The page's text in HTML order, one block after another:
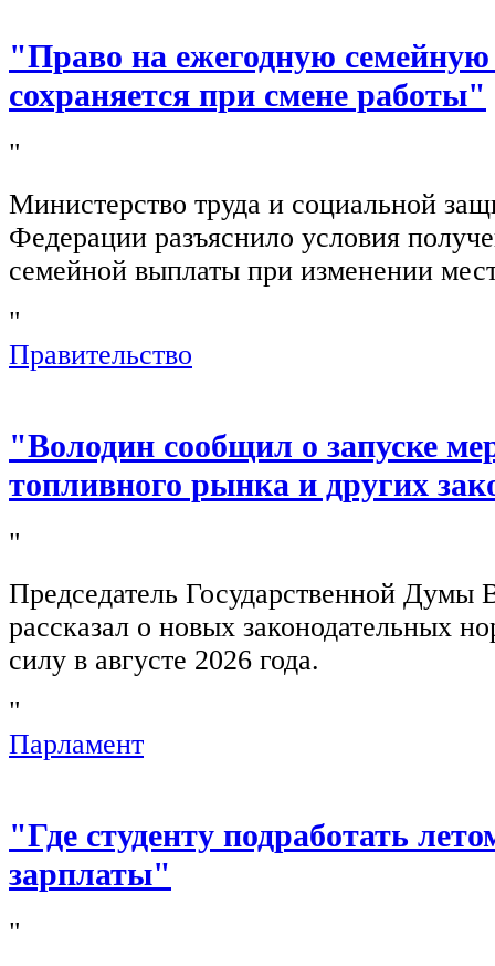
"Право на ежегодную
сохраняется при смене работы"
"
Министерство труда и социальной
Федерации разъяснило условия
семейной выплаты при изменении
"
Правительство
"Володин сообщил о запуске
топливного рынка и других
"
Председатель Государственной Думы
рассказал о новых законодательных
силу в августе 2026 года.
"
Парламент
"Где студенту подработать
зарплаты"
"